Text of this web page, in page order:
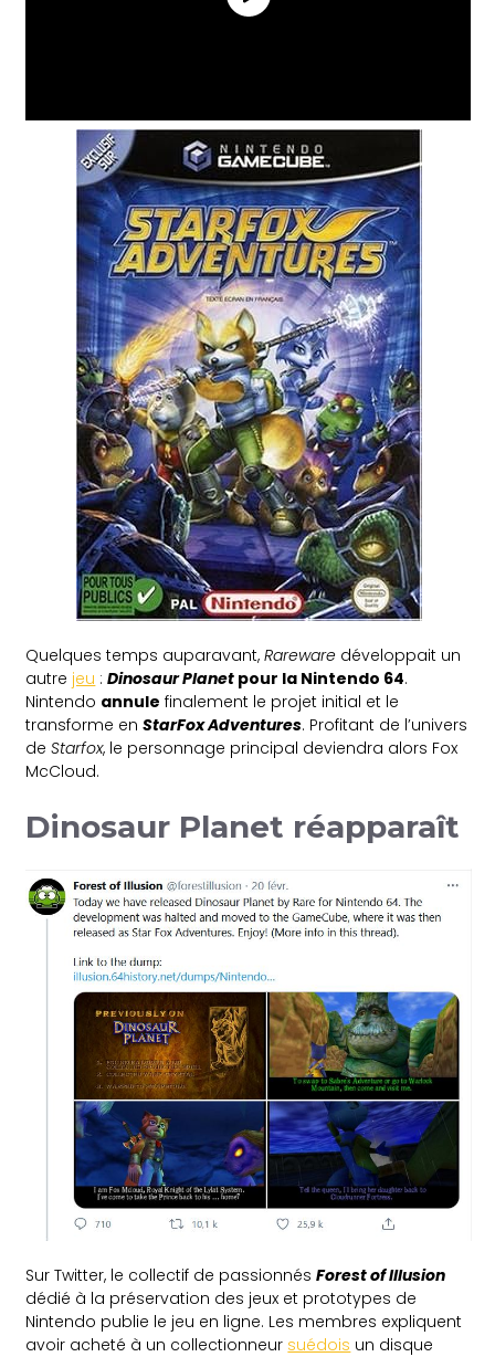
Quelques temps auparavant,Rareware développait un
autre jeu :Dinosaur Planet pour la Nintendo 64.
Nintendo annule finalement le projet initial et le
transforme enStarFox Adventures. Profitant de l’univers
deStarfox, le personnage principal deviendra alors Fox
McCloud.
Dinosaur Planet réapparaît
Sur Twitter, le collectif de passionnésForest of Illusion
dédié à la préservation des jeux et prototypes de
Nintendo publie le jeu en ligne. Les membres expliquent
avoir acheté à un collectionneur suédois un disque